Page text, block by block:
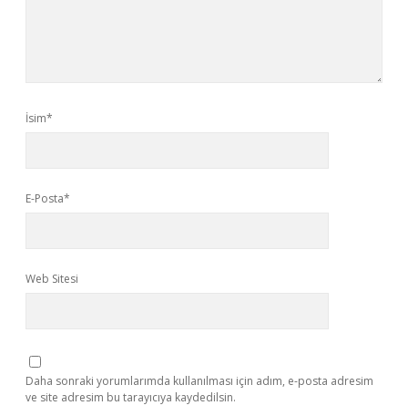
İsim*
E-Posta*
Web Sitesi
Daha sonraki yorumlarımda kullanılması için adım, e-posta adresim
ve site adresim bu tarayıcıya kaydedilsin.